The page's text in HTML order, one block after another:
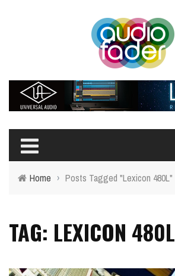
Home › Posts Tagged "Lexicon 480L"
TAG: LEXICON 480L